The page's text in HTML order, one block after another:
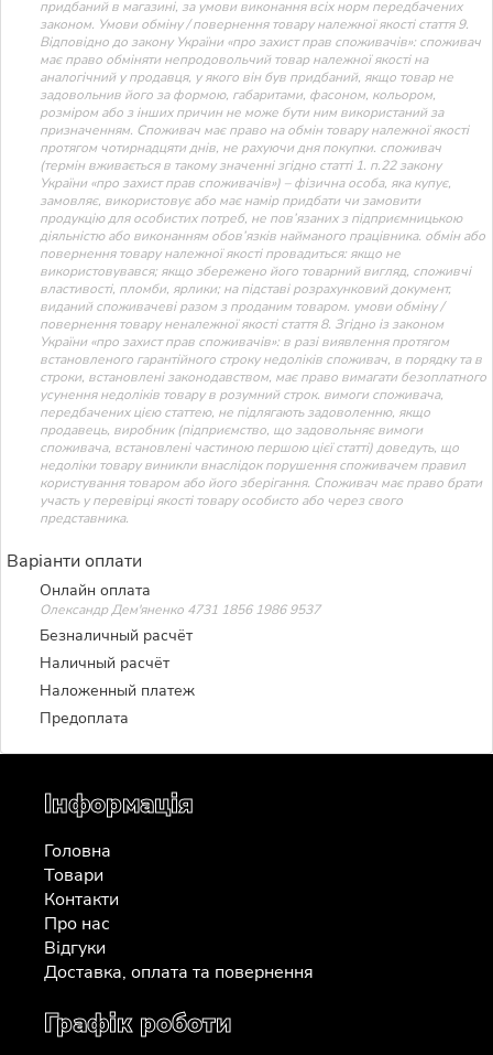
придбаний в магазині, за умови виконання всіх норм передбачених
законом. Умови обміну / повернення товару належної якості стаття 9.
Відповідно до закону України «про захист прав споживачів»: споживач
має право обміняти непродовольчий товар належної якості на
аналогічний у продавця, у якого він був придбаний, якщо товар не
задовольнив його за формою, габаритами, фасоном, кольором,
розміром або з інших причин не може бути ним використаний за
призначенням. Споживач має право на обмін товару належної якості
протягом чотирнадцяти днів, не рахуючи дня покупки. споживач
(термін вживається в такому значенні згідно статті 1. п.22 закону
України «про захист прав споживачів») – фізична особа, яка купує,
замовляє, використовує або має намір придбати чи замовити
продукцію для особистих потреб, не пов’язаних з підприємницькою
діяльністю або виконанням обов’язків найманого працівника. обмін або
повернення товару належної якості провадиться: якщо не
використовувався; якщо збережено його товарний вигляд, споживчі
властивості, пломби, ярлики; на підставі розрахунковий документ,
виданий споживачеві разом з проданим товаром. умови обміну /
повернення товару неналежної якості стаття 8. Згідно із законом
України «про захист прав споживачів»: в разі виявлення протягом
встановленого гарантійного строку недоліків споживач, в порядку та в
строки, встановлені законодавством, має право вимагати безоплатного
усунення недоліків товару в розумний строк. вимоги споживача,
передбачених цією статтею, не підлягають задоволенню, якщо
продавець, виробник (підприємство, що задовольняє вимоги
споживача, встановлені частиною першою цієї статті) доведуть, що
недоліки товару виникли внаслідок порушення споживачем правил
користування товаром або його зберігання. Споживач має право брати
участь у перевірці якості товару особисто або через свого
представника.
Варіанти оплати
Онлайн оплата
Олександр Дем'яненко 4731 1856 1986 9537
Безналичный расчёт
Наличный расчёт
Наложенный платеж
Предоплата
Інформація
Головна
Товари
Контакти
Про нас
Відгуки
Доставка, оплата та повернення
Графік роботи